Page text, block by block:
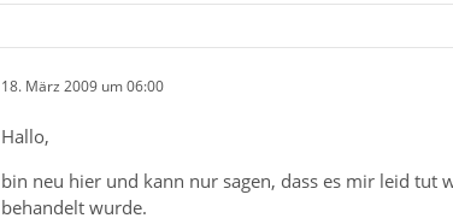
18. März 2009 um 06:00
Hallo,
bin neu hier und kann nur sagen, dass es mir leid tut
behandelt wurde.